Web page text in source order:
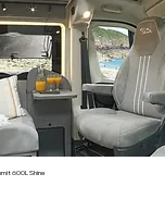
600L Shine